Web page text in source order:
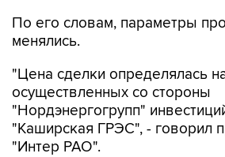
По его словам, параметры
менялись.
"Цена сделки определялась
осуществленных со стороны
"Нордэнергогрупп"
"Каширская ГРЭС", - говорил
"Интер РАО".